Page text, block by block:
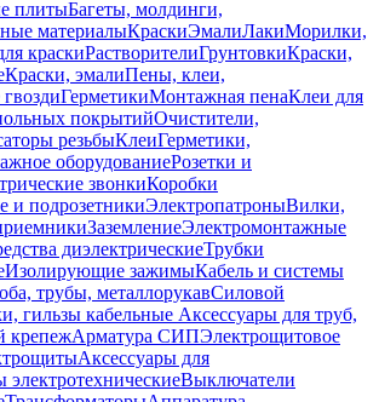
плитыБагеты, молдинги,
материалыКраскиЭмалиЛакиМорилки,
краскиРастворителиГрунтовкиКраски,
Краски, эмалиПены, клеи,
ГерметикиМонтажная пенаКлеи для
покрытийОчистители,
резьбыКлеиГерметики,
оборудованиеРозетки и
звонкиКоробки
и подрозетникиЭлектропатроныВилки,
ЗаземлениеЭлектромонтажные
диэлектрическиеТрубки
Изолирующие зажимыКабель и системы
трубы, металлорукавСиловой
гильзы кабельные Аксессуары для труб,
крепежАрматура СИПЭлектрощитовое
Аксессуары для
Выключатели